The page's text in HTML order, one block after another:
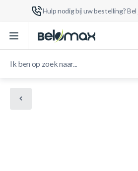
Hulp nodig bij uw bestelling? Bel
Ga naar de inhoud